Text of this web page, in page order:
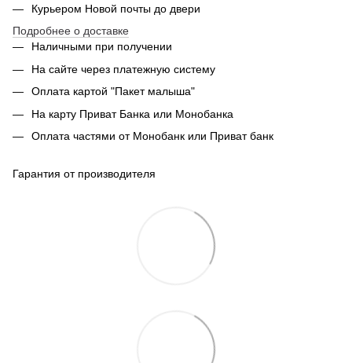
Курьером Новой почты до двери
Подробнее о доставке
Наличными при получении
На сайте через платежную систему
Оплата картой "Пакет малыша"
На карту Приват Банка или Монобанка
Оплата частями от Монобанк или Приват банк
Гарантия от производителя